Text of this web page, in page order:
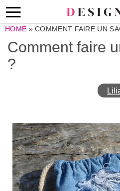
HOME »COMMENT FAIRE UN
Comment faire
?